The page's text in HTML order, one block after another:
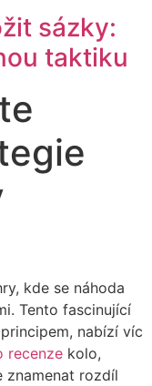
sázky:
taktiku
kde se náhoda
Tento fascinující
nabízí víc
recenze kolo,
znamenat rozdíl